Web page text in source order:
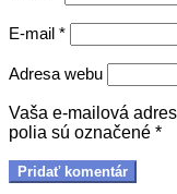
E-mail *
Adresa webu
Vaša e-mailová
polia sú označené *